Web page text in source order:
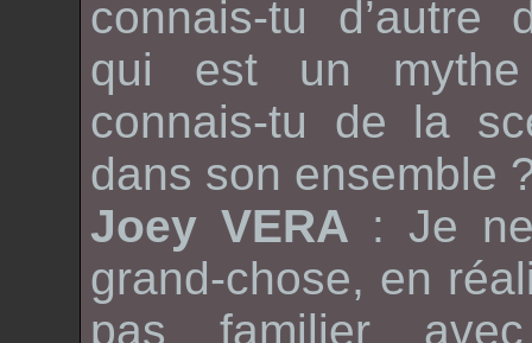
connais-tu d’autre
qui est un
connais-tu de la
dans son ensemble
Joey VERA : Je
grand-chose, en
pas familier